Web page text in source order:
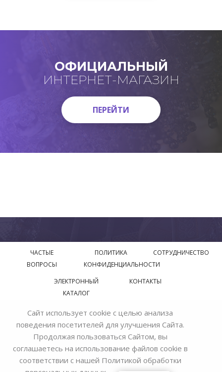
ОФИЦИАЛЬНЫЙ
ИНТЕРНЕТ-МАГАЗИН
ПЕРЕЙТИ
ПЕРЕЙТИ
ЧАСТЫЕ
ВОПРОСЫ
ПОЛИТИКА
КОНФИДЕНЦИАЛЬНОСТИ
СОТРУДНИЧЕСТВО
ЭЛЕКТРОННЫЙ
КАТАЛОГ
КОНТАКТЫ
© 2018—2026 Официальный сайт завода производителя
Bohemia Ivele Crystal
Сайт использует cookie с целью анализа
поведения посетителей для улучшения Сайта.
Продолжая пользоваться Сайтом, вы
соглашаетесь на использование файлов cookie в
соответствии с нашей Политикой обработки